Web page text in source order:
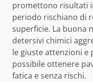
promettono risultati
periodo rischiano di
superficie. La buona
detersivi chimici
le giuste attenzioni e
possibile ottenere
fatica e senza rischi.